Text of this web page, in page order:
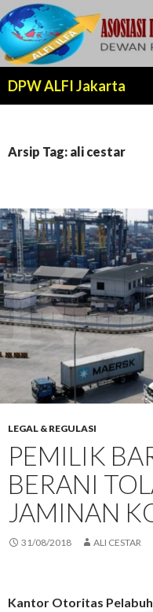
DPW ALFI Jakarta
Arsip Tag: ali cestar
LEGAL & REGULASI
PEMILIK
BERANI
JAMINAN
31/08/2018 ALI CESTAR
Kantor Otoritas